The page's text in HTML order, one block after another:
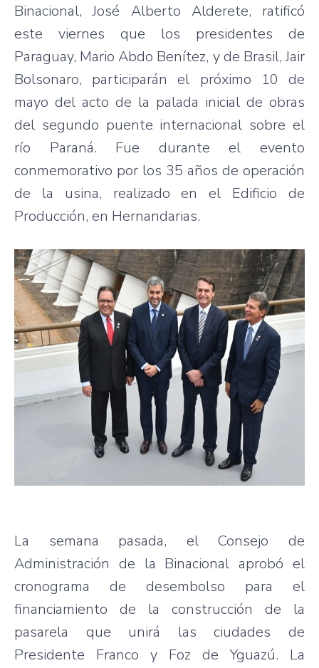
Binacional, José Alberto Alderete, ratificó
este viernes que los presidentes de
Paraguay, Mario Abdo Benítez, y de Brasil, Jair
Bolsonaro, participarán el próximo 10 de
mayo del acto de la palada inicial de obras
del segundo puente internacional sobre el
río Paraná. Fue durante el evento
conmemorativo por los 35 años de operación
de la usina, realizado en el Edificio de
Producción, en Hernandarias.
La semana pasada, el Consejo de
Administración de la Binacional aprobó el
cronograma de desembolso para el
financiamiento de la construcción de la
pasarela que unirá las ciudades de
Presidente Franco y Foz de Yguazú. La